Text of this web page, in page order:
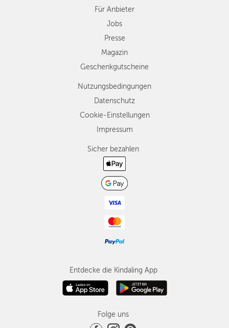
Für Anbieter
Jobs
Presse
Magazin
Geschenkgutscheine
Nutzungsbedingungen
Datenschutz
Cookie-Einstellungen
Impressum
Sicher bezahlen
Entdecke die Kindaling App
Folge uns